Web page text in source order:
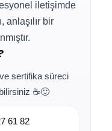
iletişimde
anlaşılır bir
sertifika süreci
☕🙂
61 82